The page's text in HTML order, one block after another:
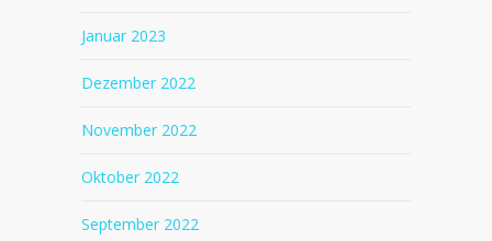
Januar 2023
Dezember 2022
November 2022
Oktober 2022
September 2022